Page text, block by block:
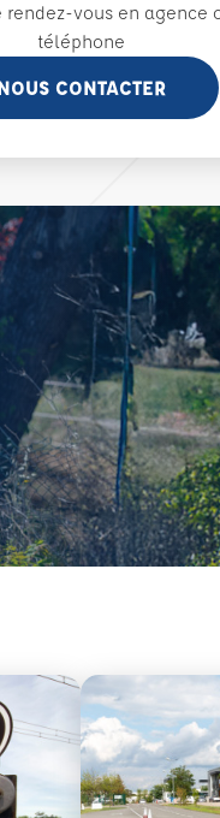
rendez-vous en agence
téléphone
CONTACTER